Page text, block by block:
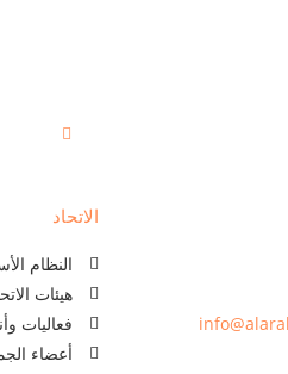
الاتحاد
النظام
هيئات
فعاليات
أعضاء